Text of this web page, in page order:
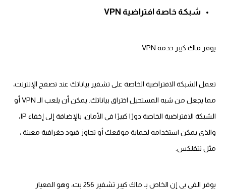
شبكة خاصة افتراضية VPN
يوفر ماك كيبر خدمة VPN.
تعمل الشبكة الافتراضية الخاصة على تشفير بياناتك عند تصفح الإنترنت،
مما يجعل من شبه المستحيل اختراق بياناتك. يمكن أن يلعب الـ VPN أو
الشبكة الافتراضية الخاصة دورًا كبيرًا في الأمان، بالإضافة إلى إخفاء IP،
والذي يمكن استخدامه لحماية موقعك أو تجاوز قيود جغرافية معينة ،
مثل نتفلكس.
يوفر الفي بي إن الخاص بـ ماك كيبر تشفير 256 بت، وهو المعيار